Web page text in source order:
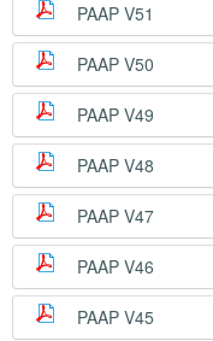
PAAP V51
PAAP V50
PAAP V49
PAAP V48
PAAP V47
PAAP V46
PAAP V45